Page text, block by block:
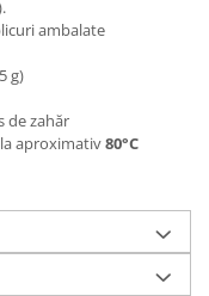
ambalate
g)
de zahăr
aproximativ80°C